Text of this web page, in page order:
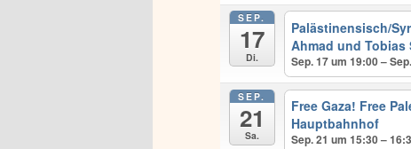
SEP.
17
Di.
Palästinensisch/
Ahmad und
Sep. 17 um 19:00 –
SEP.
21
Sa.
Free Gaza! Free
Hauptbahnhof
Sep. 21 um 15:30 –